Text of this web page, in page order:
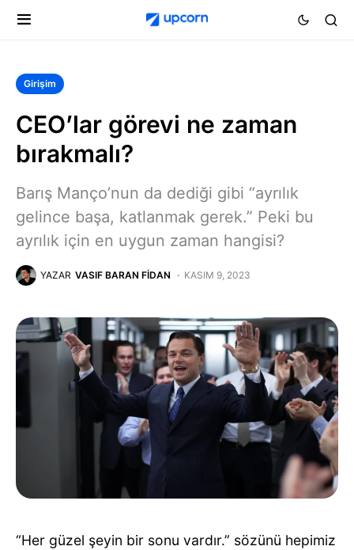
Girişim
CEO’lar görevi ne zaman
bırakmalı?
Barış Manço’nun da dediği gibi “ayrılık
gelince başa, katlanmak gerek.” Peki bu
ayrılık için en uygun zaman hangisi?
YAZAR VASIF BARAN FIDAN KASIM 9, 2023
“Her güzel şeyin bir sonu vardır.” sözünü hepimiz